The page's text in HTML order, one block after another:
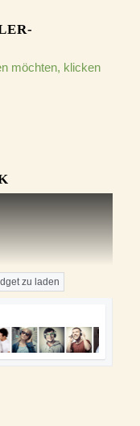
möchten, klicken
zu laden